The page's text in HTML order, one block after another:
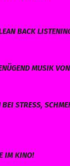
BACK
MUSIK
STRESS,
IM KINO!